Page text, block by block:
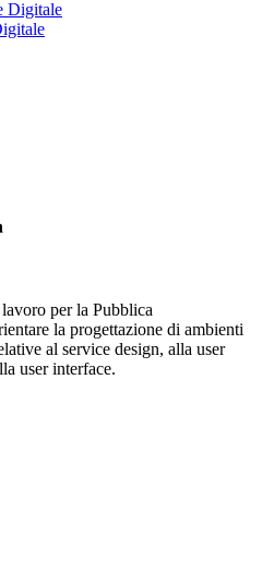
per la Pubblica
la progettazione di ambienti
al service design, alla user
user interface.